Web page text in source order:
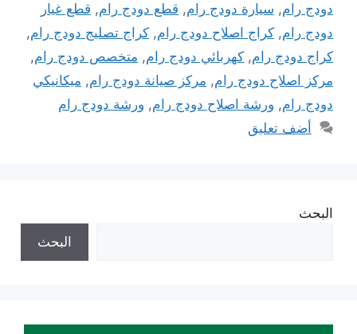
دودج رام, سيارة دودج رام, قطع دودج رام, قطع غيار
دودج رام, كراج اصلاح دودج رام, كراج تصليج دودج رام,
كراج دودج رام, كهربائي دودج رام, متخصص دودج رام,
مركز اصلاح دودج رام, مركز صيانة دودج رام, ميكانيكي
دودج رام, ورشة اصلاح دودج رام, ورشة دودج رام
أضف تعليق
البحث
البحث